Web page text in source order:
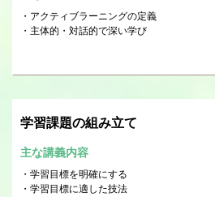
アクティブラーニングの定義
主体的・対話的で深い学び
学習課題の組み立て
主な講義内容
学習目標を明確にする
学習目標に適した技法